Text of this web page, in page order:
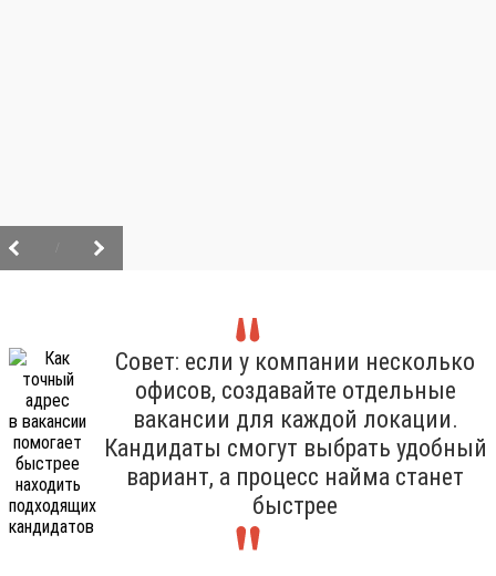
Совет: если у компании несколько
офисов, создавайте отдельные
вакансии для каждой локации.
Кандидаты смогут выбрать удобный
вариант, а процесс найма станет
быстрее